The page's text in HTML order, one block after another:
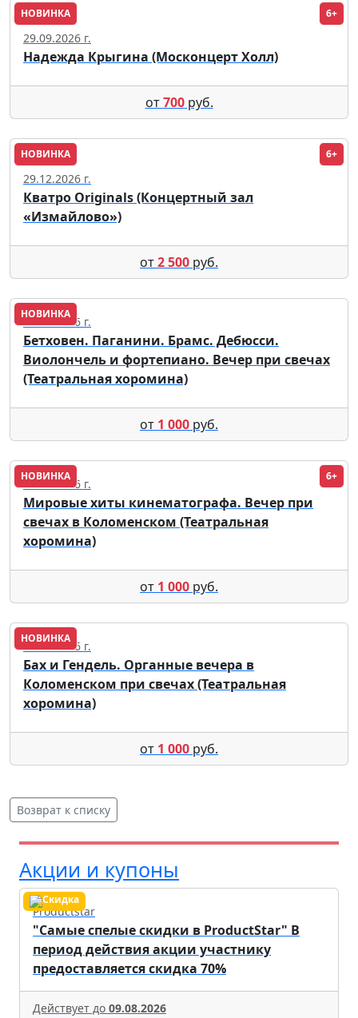
НОВИНКА 6+
Москва
29.09.2026 г.
Надежда Крыгина (Москонцерт Холл)
от700руб.
НОВИНКА 6+
Москва
29.12.2026 г.
Кватро Originals (Концертный зал
«Измайлово»)
от2 500 руб.
НОВИНКА
12.09.2026 г.
Бетховен. Паганини. Брамс. Дебюсси.
Виолончель и фортепиано. Вечер при свечах
(Театральная хоромина)
от 1 000 руб.
НОВИНКА 6+
05.09.2026 г.
Мировые хиты кинематографа. Вечер при
свечах в Коломенском (Театральная
хоромина)
от 1 000 руб.
НОВИНКА
18.09.2026 г.
Бах и Гендель. Органные вечера в
Коломенском при свечах (Театральная
хоромина)
от 1 000 руб.
Возврат к списку
Акции и купоны
Productstar
"Самые спелые скидки в ProductStar" В
период действия акции участнику
предоставляется скидка 70%
Действует до 09.08.2026